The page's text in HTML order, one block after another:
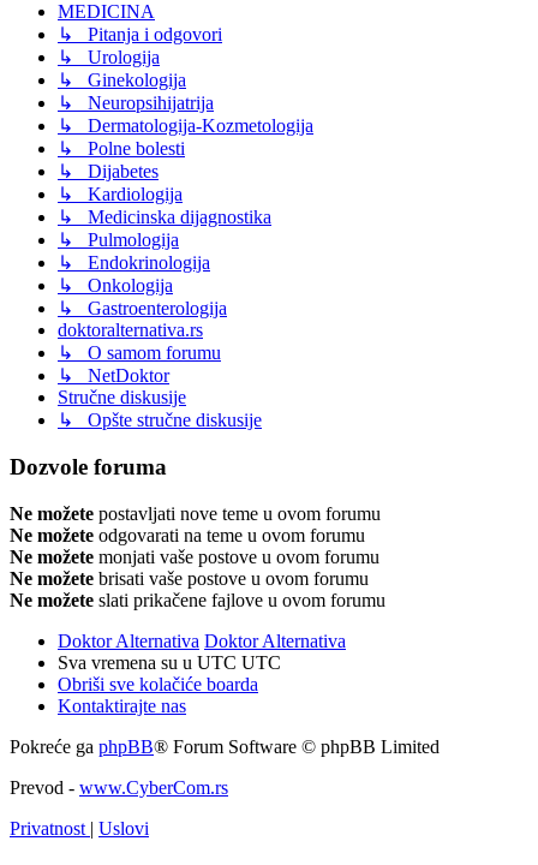
MEDICINA
↳ Pitanja i odgovori
↳ Urologija
↳ Ginekologija
↳ Neuropsihijatrija
↳ Dermatologija-Kozmetologija
↳ Polne bolesti
↳ Dijabetes
↳ Kardiologija
↳ Medicinska dijagnostika
↳ Pulmologija
↳ Endokrinologija
↳ Onkologija
↳ Gastroenterologija
doktoralternativa.rs
↳ O samom forumu
↳ NetDoktor
Stručne diskusije
↳ Opšte stručne diskusije
Dozvole foruma
Ne možete postavljati nove teme u ovom forumu
Ne možete odgovarati na teme u ovom forumu
Ne možete monjati vaše postove u ovom forumu
Ne možete brisati vaše postove u ovom forumu
Ne možete slati prikačene fajlove u ovom forumu
Doktor Alternativa Doktor Alternativa
Sva vremena su u UTC UTC
Obriši sve kolačiće boarda
Kontaktirajte nas
Pokreće ga phpBB® Forum Software © phpBB Limited
Prevod - www.CyberCom.rs
Privatnost | Uslovi